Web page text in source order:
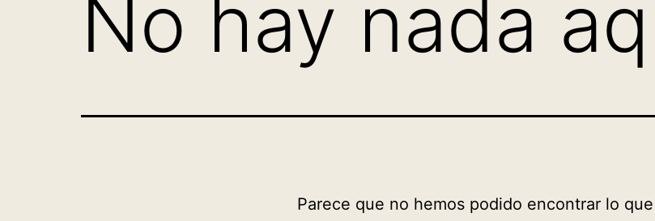
No hay nada
Parece que no hemos podido encontrar lo